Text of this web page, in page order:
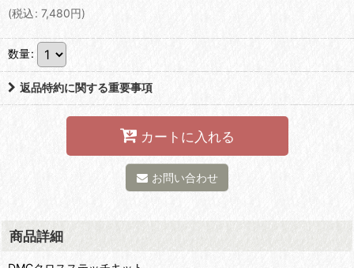
(税込: 7,480円)
数量:
返品特約に関する重要事項
カートに入れる
お問い合わせ
商品詳細